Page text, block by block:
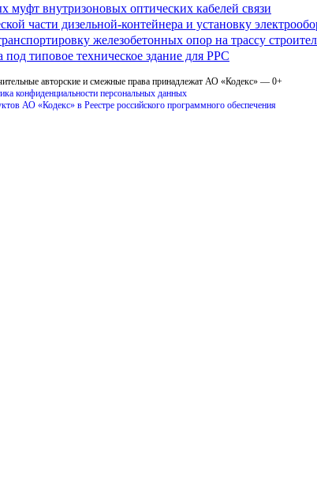
муфт внутризоновых оптических кабелей связи
части дизельной-контейнера и установку
железобетонных опор на трассу
под типовое техническое здание для РРС
авторские и смежные права принадлежат АО «Кодекс» — 0+
конфиденциальности персональных данных
АО «Кодекс» в Реестре российского программного обеспечения